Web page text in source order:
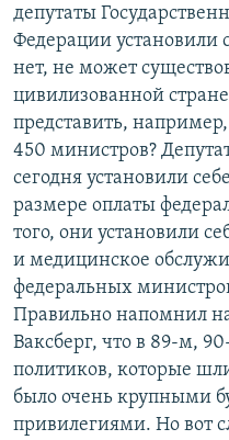
депутаты
Федерации установили
нет, не может
цивилизованной
представить,
450 министров?
сегодня установили
размере оплаты
того, они установили
и медицинское
федеральных
Правильно напомнил
Ваксберг, что в 89-м,
политиков, которые
было очень крупными
привилегиями. Но вот